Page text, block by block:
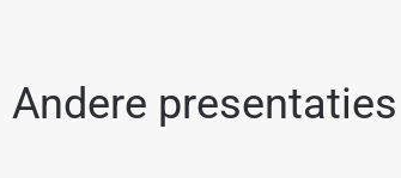
Andere presentaties